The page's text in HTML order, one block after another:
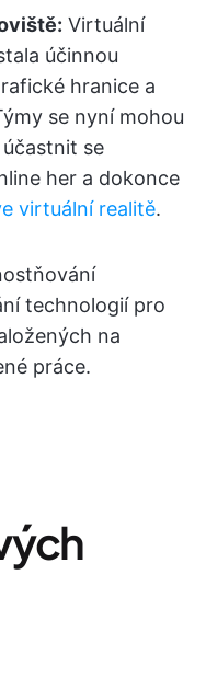
Virtuální
účinnou
hranice a
se nyní mohou
se
her a dokonce
virtuální realitě.
technologií pro
na
práce.